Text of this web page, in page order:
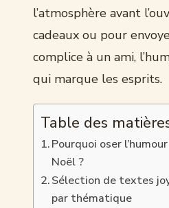
l’atmosphère avant
cadeaux ou pour
complice à un ami,
qui marque les esprits.
Table des
Pourquoi oser
Noël ?
Sélection de textes
par thématique